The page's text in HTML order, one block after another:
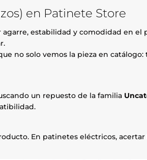
en Patinete Store
agarre, estabilidad y comodidad en el
no solo vemos la pieza en
un repuesto de la familia
En patinetes eléctricos,